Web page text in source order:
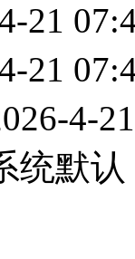
21
21
4-
统默认